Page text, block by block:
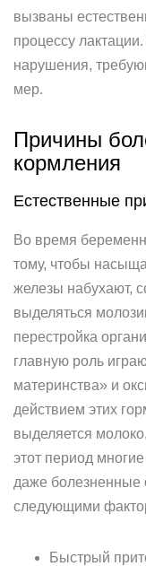
вызваны
процессу
нарушения,
мер.
Причины
кормления
Естественные
Во время
тому, чтобы
железы набухают,
выделяться
перестройка
главную роль
материнства» и
действием этих
выделяется
этот период
даже болезненные
следующими
Быстрый